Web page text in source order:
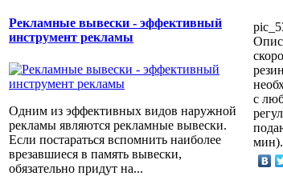
Рекламные вывески - эффективный
инструмент рекламы
Одним из эффективных видов наружной
рекламы являются рекламные вывески.
Если постараться вспомнить наиболее
врезавшиеся в память вывески,
обязательно придут на...
с
мин).